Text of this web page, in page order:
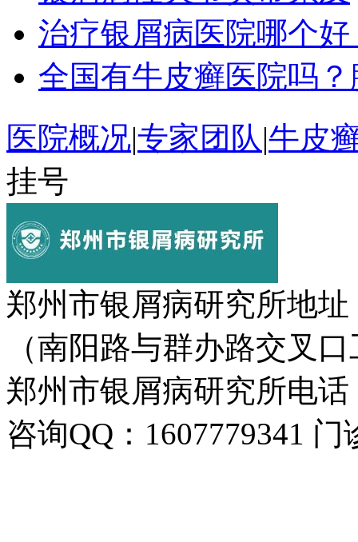
治疗银屑病医院哪个
全国有牛皮癣医院吗
医院概况|专家团队 |牛皮
挂号
郑州市银屑病研究所地
（南阳路与群办路交叉
郑州市银屑病研究所电话
咨询QQ：1607779341